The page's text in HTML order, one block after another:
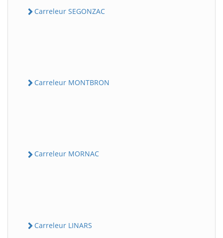
Carreleur SEGONZAC
Carreleur MONTBRON
Carreleur MORNAC
Carreleur LINARS